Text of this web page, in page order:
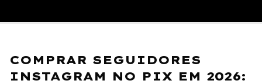
COMPRAR SEGUIDORES
INSTAGRAM NO PIX EM 2026: